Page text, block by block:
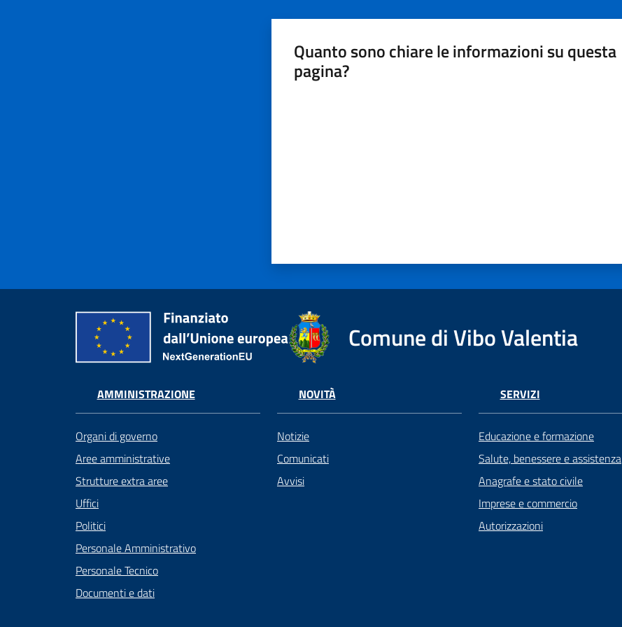
Quanto sono chiare le informazioni su questa
pagina?
Comune di Vibo Valentia
AMMINISTRAZIONE
Organi di governo
Aree amministrative
Strutture extra aree
Uffici
Politici
Personale Amministrativo
Personale Tecnico
Documenti e dati
NOVITÀ
Notizie
Comunicati
Avvisi
SERVIZI
Educazione e formazione
Salute, benessere e assistenza
Anagrafe e stato civile
Imprese e commercio
Autorizzazioni